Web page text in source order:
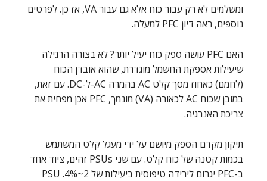
ומשלמים לא רק עבור כוח אלא גם עבור VA, אז כן. לפרטים
נוספים, ראה דיון PFC למעלה.
האם PFC עושה ספק כוח יעיל יותר? לא בצורה הרגילה
שיעילות אספקת החשמל מוגדרת, שהוא אובדן הכוח
(לחמם) כאחוז מסך קלט AC בהמרה AC-ל-DC. עם זאת,
במובן שכוח AC לכאורה (VA) מונמך, PFC אכן מפחית את
צריכת האנרגיה.
תיקון מקדם הספק מיושם על ידי מעגל קלט המשתמש
בכמות קטנה של כוח קלט. עם שני PSUs זהים, ציוד אחד
ב-PFC יגרום לירידה טיפוסית ביעילות של 2~4%. PSU